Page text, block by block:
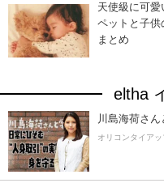
天使級に可愛
ペットと子
まとめ
eltha
川島海荷さん
オリコンタイア